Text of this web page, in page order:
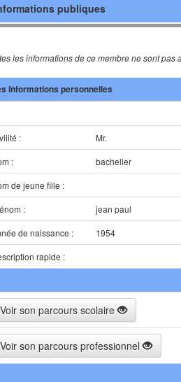
publiques
les informations de ce membre ne sont
informations personnelles
:
Mr.
:
bachelier
de jeune fille :
:
jean paul
de naissance :
1954
rapide :
Voir son parcours scolaire
Voir son parcours professionnel